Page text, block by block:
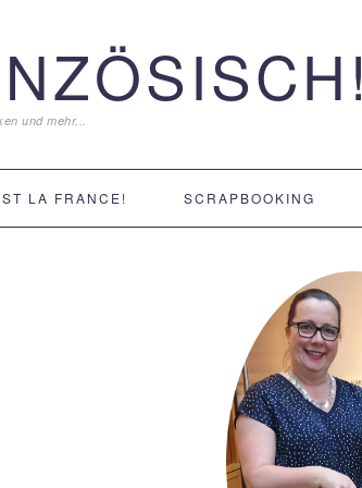
und mehr...
LA FRANCE! SCRAPBOOKING